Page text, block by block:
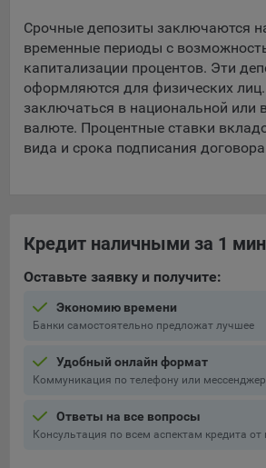
опцию в истории браузера.
Подробнее о параметрах управления
перейдя по внешним ссылкам, ведущим
соответствующие страницы сайтов
Firefox
Chrome
Microsoft Edge
16. Пользователь всегда может
имеющимся у него вопросом, в части
info@myfin.by
Аналитические Cookie
Отключение аналитических cookie-
Срочные депозиты заключаются
временные периоды с
капитализации процентов. Эти
оформляются для физических
заключаться в национальной или
валюте. Процентные ставки
вида и срока подписания
Кредит наличными за 1
Оставьте заявку и получите:
Экономию времени
Банки самостоятельно предложат лучшее
Удобный онлайн формат
Коммуникация по телефону или
Ответы на все вопросы
Консультация по всем аспектам кредита